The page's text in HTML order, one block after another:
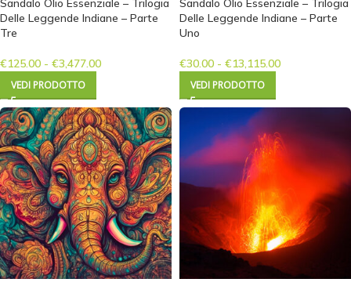
Sandalo Olio Essenziale – Trilogia
Delle Leggende Indiane – Parte
Tre
€125.00 - €3,477.00
VEDI PRODOTTO
Sandalo Olio Essenziale – Trilogia
Delle Leggende Indiane – Parte
Uno
€30.00 - €13,115.00
VEDI PRODOTTO